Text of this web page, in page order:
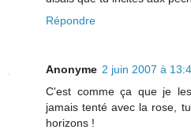
Répondre
Anonyme 2 juin 2007 à
C'est comme ça que je
jamais tenté avec la rose,
horizons !